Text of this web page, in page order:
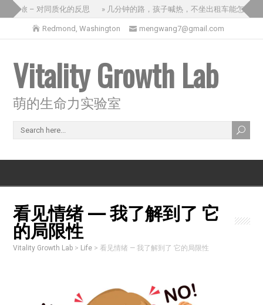
之旅 – 对同质化的反思 » 几分钟的路，孩子喊热，不坐出租车能怎么办？
Redmond, Washington mengwang7@gmail.com
Vitality Growth Lab
萌的生命力实验室
看见情绪 — 我了解到了 它
的局限性
Vitality Growth Lab > Life >看见情绪 — 我了解到了 它的局限性